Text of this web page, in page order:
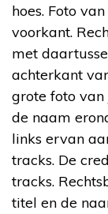
hoes. Foto
voorkant.
met
achterkant
grote foto van
de naam
links ervan
tracks. De
tracks.
titel en de